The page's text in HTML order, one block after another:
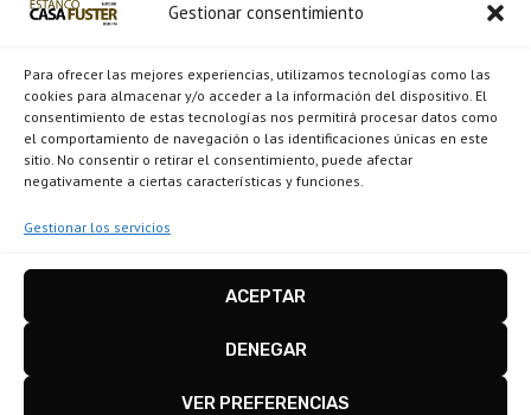
Gestionar consentimiento
Para ofrecer las mejores experiencias, utilizamos tecnologías como las
cookies para almacenar y/o acceder a la información del dispositivo. El
consentimiento de estas tecnologías nos permitirá procesar datos como
el comportamiento de navegación o las identificaciones únicas en este
sitio. No consentir o retirar el consentimiento, puede afectar
negativamente a ciertas características y funciones.
Gestionar los servicios
ACEPTAR
DENEGAR
VER PREFERENCIAS
HIJO
Novedades
Escaparate
Disseny i configuracióigualada.online